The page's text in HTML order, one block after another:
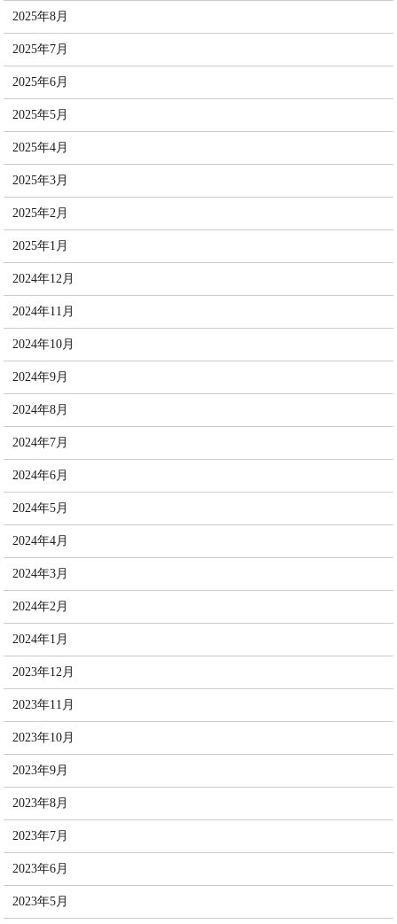
2025年8月
2025年7月
2025年6月
2025年5月
2025年4月
2025年3月
2025年2月
2025年1月
2024年12月
2024年11月
2024年10月
2024年9月
2024年8月
2024年7月
2024年6月
2024年5月
2024年4月
2024年3月
2024年2月
2024年1月
2023年12月
2023年11月
2023年10月
2023年9月
2023年8月
2023年7月
2023年6月
2023年5月